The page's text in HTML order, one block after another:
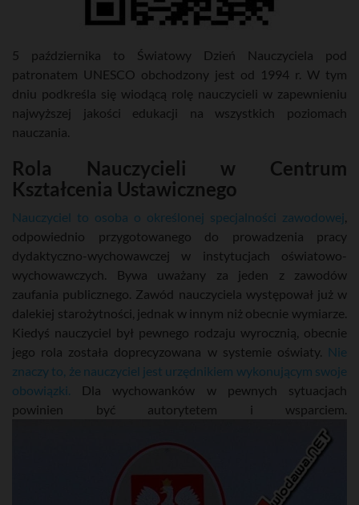
5 października to Światowy Dzień Nauczyciela pod
patronatem UNESCO obchodzony jest od 1994 r. W tym
dniu podkreśla się wiodącą rolę nauczycieli w zapewnieniu
najwyższej jakości edukacji na wszystkich poziomach
nauczania.
Rola Nauczycieli w Centrum
Kształcenia Ustawicznego
Nauczyciel to osoba o określonej specjalności zawodowej
odpowiednio przygotowanego do prowadzenia pracy
dydaktyczno-wychowawczej w instytucjach oświatowo-
wychowawczych. Bywa uważany za jeden z zawodów
zaufania publicznego. Zawód nauczyciela występował już w
dalekiej starożytności, jednak w innym niż obecnie wymiarze.
Kiedyś nauczyciel był pewnego rodzaju wyrocznią, obecnie
jego rola została doprecyzowana w systemie oświaty. Nie
znaczy to, że nauczyciel jest urzędnikiem wykonującym swoje
obowiązki.
Dla wychowanków w pewnych sytuacjach
powinien być autorytetem i wsparciem.